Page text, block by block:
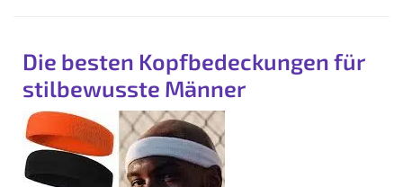
Die besten Kopfbedeckungen für
stilbewusste Männer